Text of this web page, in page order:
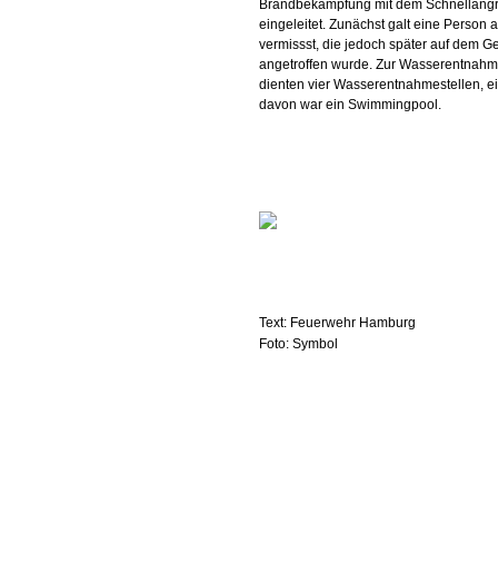
Brandbekämpfung mit dem
eingeleitet. Zunächst galt eine Person
vermissst, die jedoch später auf dem
angetroffen wurde. Zur
dienten vier Wasserentnahmestellen,
davon war ein Swimmingpool.
Text: Feuerwehr Hamburg
Foto: Symbol